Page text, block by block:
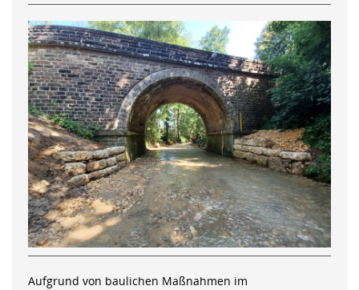
Aufgrund von baulichen Maßnahmen im